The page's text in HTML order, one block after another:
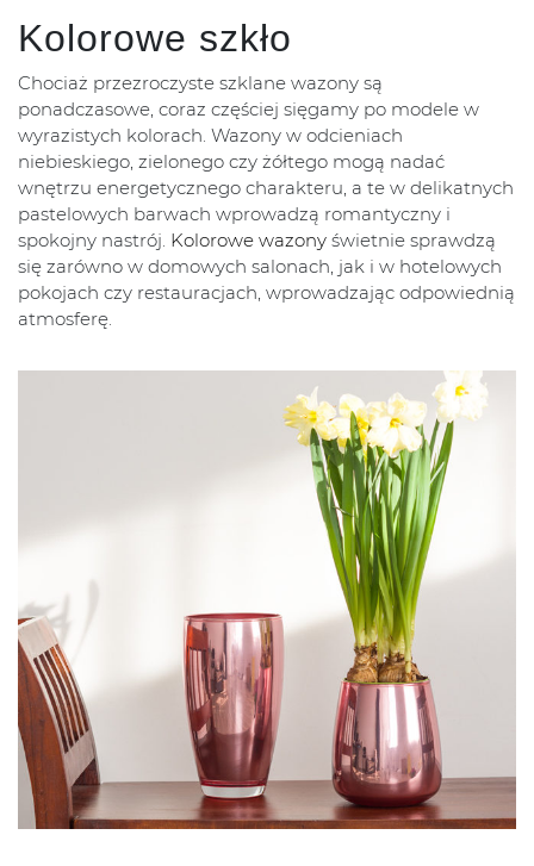
Kolorowe szkło
Chociaż przezroczyste szklane wazony są
ponadczasowe, coraz częściej sięgamy po modele w
wyrazistych kolorach. Wazony w odcieniach
niebieskiego, zielonego czy żółtego mogą nadać
wnętrzu energetycznego charakteru, a te w delikatnych
pastelowych barwach wprowadzą romantyczny i
spokojny nastrój. Kolorowe wazony świetnie sprawdzą
się zarówno w domowych salonach, jak i w hotelowych
pokojach czy restauracjach, wprowadzając odpowiednią
atmosferę.